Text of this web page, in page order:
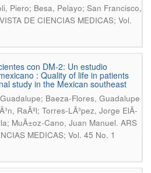
Piero; Besa, Pelayo; San Francisco,
DE CIENCIAS MEDICAS; Vol.
con DM-2: Un estudio
: Quality of life in patients
study in the Mexican southeast
Baeza-Flores, Guadalupe
RaÃºl; Torres-LÃ³pez, Jorge ElÃ­
MuÃ±oz-Cano, Juan Manuel. ARS
MEDICAS; Vol. 45 No. 1